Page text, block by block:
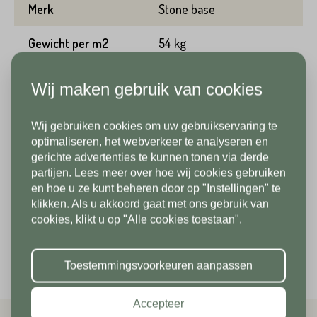
Merk Stone base
Gewicht per m2 54 kg
Breedte 90 cm
Dikte/hoogte 2 cm
Kleur Grijs
Per verpakking 14.58 m2
Telefoonnummer*
Land*
Land*
Nederland
Postcode*
In verband met onze
vakantiesluiting zijn wij vanaf 1/8
tot en met 9/8 gesloten. Vanaf
10/8 zien we jullie graag weer bij
ons in de showroom. Fijne
vakantie!
Wij maken gebruik van cookies
Wij gebruiken cookies om uw gebruikservaring te
optimaliseren, het webverkeer te analyseren en
gerichte advertenties te kunnen tonen via derde
partijen. Lees meer over hoe wij cookies gebruiken
en hoe u ze kunt beheren door op "Instellingen" te
klikken. Als u akkoord gaat met ons gebruik van
cookies, klikt u op "Alle cookies toestaan".
Toestemmingsvoorkeuren aanpassen
Accepteer